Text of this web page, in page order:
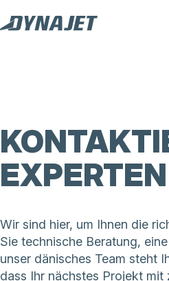
EXPERTEN
Wir sind hier, um Ihnen die
Sie technische Beratung,
unser dänisches Team steht
dass Ihr nächstes Projekt